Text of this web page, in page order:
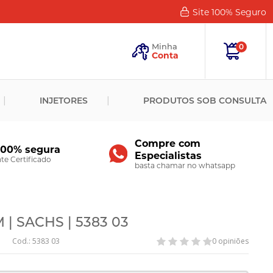
Site 100% Seguro
Minha
Conta
Senha?
Novo
CADASTRAR
0
INJETORES PRODUTOS SOB CONSULTA
segura
Certificado
Compre com
Especialistas
basta chamar no whatsapp
| SACHS | 5383 03
Cod.: 5383 03 0 opiniões